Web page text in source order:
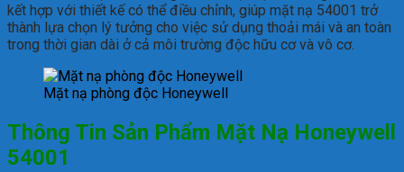
kết hợp với thiết kế có thể điều chỉnh, giúp mặt nạ 54001 trở
thành lựa chọn lý tưởng cho việc sử dụng thoải mái và an toàn
trong thời gian dài ở cả môi trường độc hữu cơ và vô cơ.
Mặt nạ phòng độc Honeywell
Thông Tin Sản Phẩm Mặt Nạ Honeywell
54001